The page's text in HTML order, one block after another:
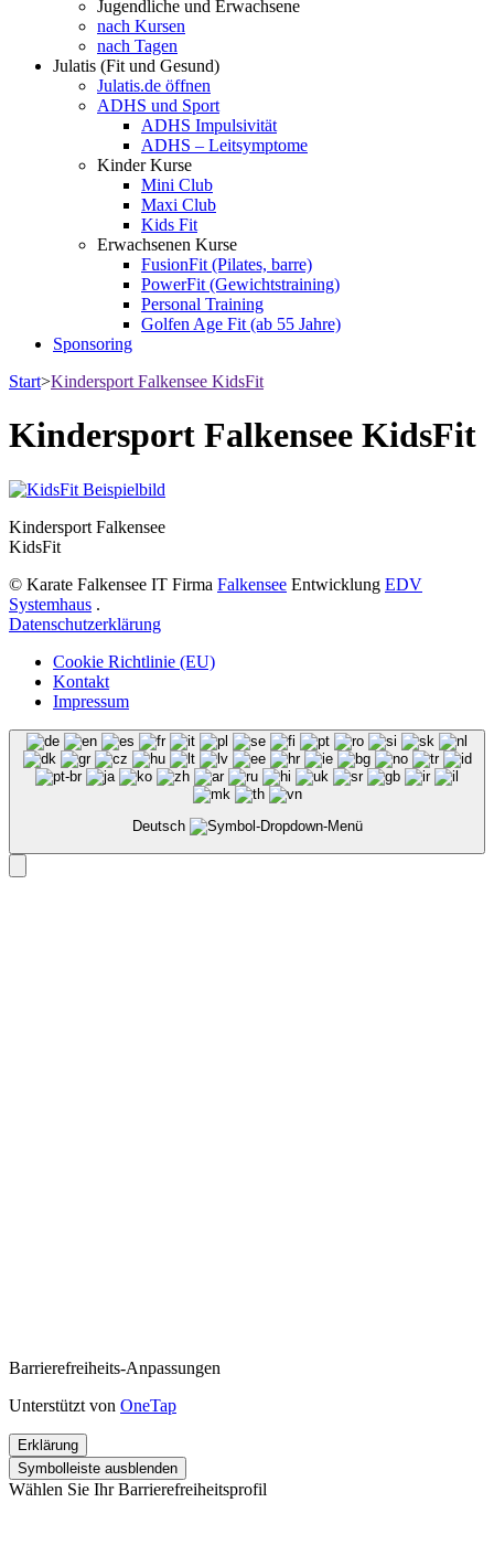
Jugendliche und Erwachsene
nach Kursen
nach Tagen
Julatis (Fit und Gesund)
Julatis.de öffnen
ADHS und Sport
ADHS Impulsivität
ADHS – Leitsymptome
Kinder Kurse
Mini Club
Maxi Club
Kids Fit
Erwachsenen Kurse
FusionFit (Pilates, barre)
PowerFit (Gewichtstraining)
Personal Training
Golfen Age Fit (ab 55 Jahre)
Sponsoring
Start>Kindersport Falkensee KidsFit
Kindersport Falkensee KidsFit
Kindersport Falkensee
KidsFit
© Karate Falkensee IT Firma Falkensee Entwicklung EDV
Systemhaus .
Datenschutzerklärung
Cookie Richtlinie (EU)
Kontakt
Impressum
Deutsch
Barrierefreiheits-Anpassungen
Unterstützt von OneTap
Erklärung
Symbolleiste ausblenden
Wählen Sie Ihr Barrierefreiheitsprofil